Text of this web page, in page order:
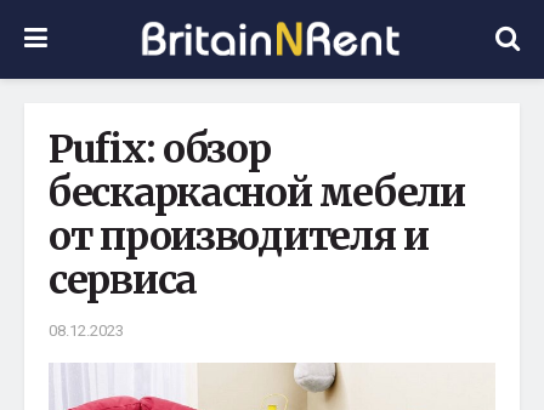
Pufix: обзор
бескаркасной мебели
от производителя и
сервиса
08.12.2023